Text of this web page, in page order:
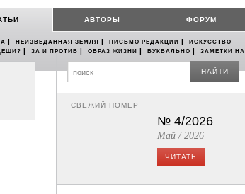
АВТОРЫ ФОРУМ
| НЕИЗВЕДАННАЯ ЗЕМЛЯ | ПИСЬМО РЕДАКЦИИ |
ИСКУССТВО
| ЗА И ПРОТИВ | ОБРАЗ ЖИЗНИ | БУКВАЛЬНО |
ЗАМЕТКИ НА
НАЙТИ
СВЕЖИЙ НОМЕР
№ 4/2026
Май / 2026
ЧИТАТЬ